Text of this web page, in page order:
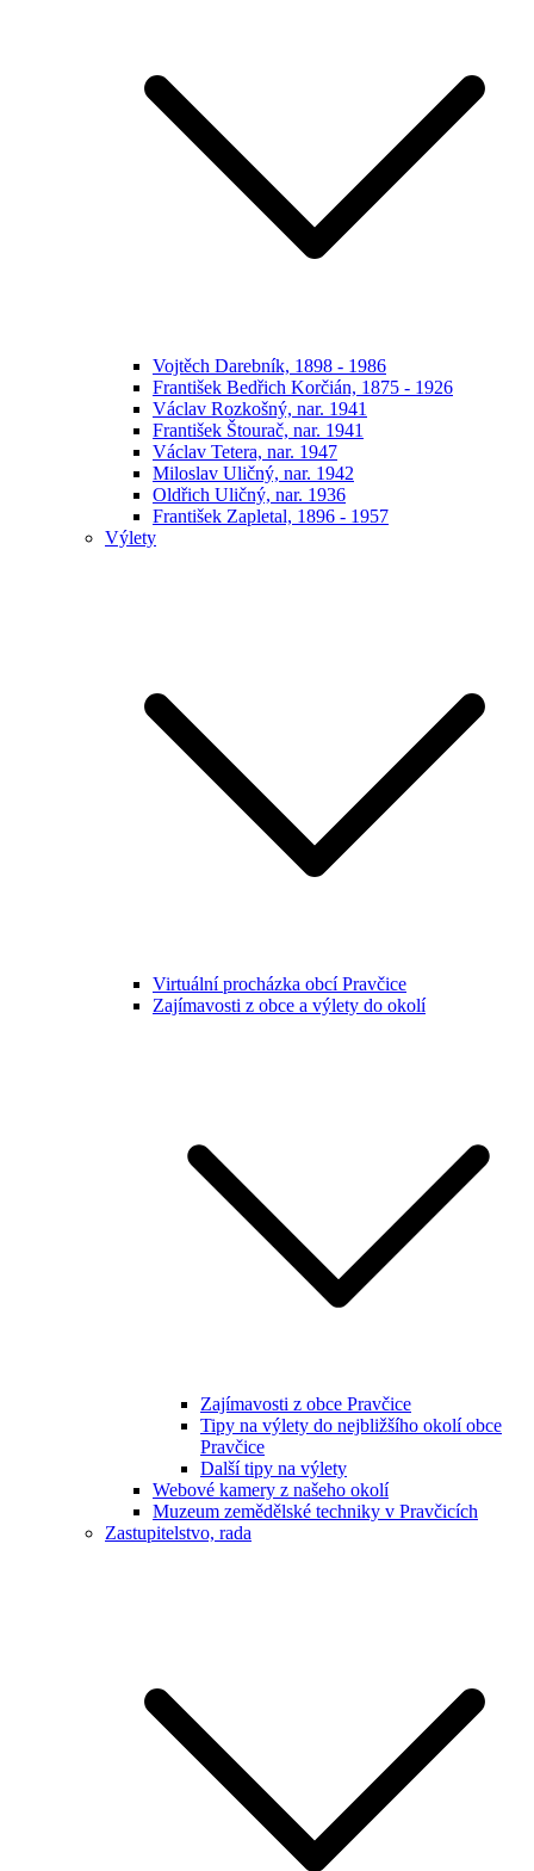
Vojtěch Darebník, 1898 - 1986
František Bedřich Korčián, 1875 - 1926
Václav Rozkošný, nar. 1941
František Štourač, nar. 1941
Václav Tetera, nar. 1947
Miloslav Uličný, nar. 1942
Oldřich Uličný, nar. 1936
František Zapletal, 1896 - 1957
Výlety
Virtuální procházka obcí Pravčice
Zajímavosti z obce a výlety do okolí
Zajímavosti z obce Pravčice
Tipy na výlety do nejbližšího okolí obce
Pravčice
Další tipy na výlety
Webové kamery z našeho okolí
Muzeum zemědělské techniky v Pravčicích
Zastupitelstvo, rada